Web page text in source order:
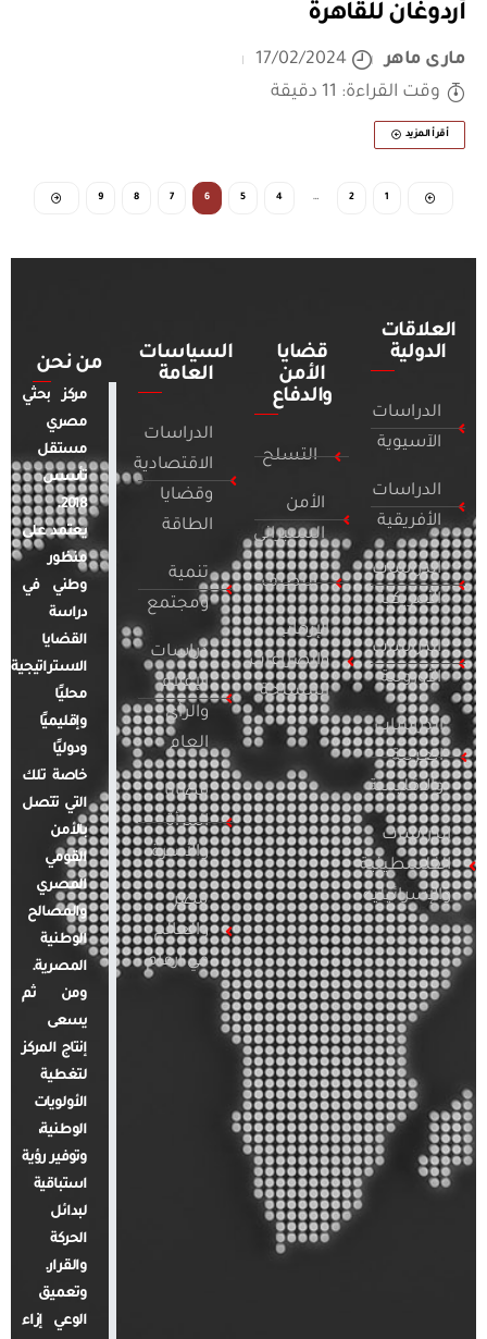
أردوغان للقاهرة
مارى ماهر
17/02/2024
وقت القراءة: 11 دقيقة
أقرأ المزيد
العلاقات
الدولية
الدراسات
الآسيوية
الدراسات
الأفريقية
الدراسات
الأمريكية
الدراسات
الأوروبية
الدراسات
العربية
والإقليمية
الدراسات
الفلسطينية
والإسرائيلية
قضايا
الأمن
والدفاع
التسلح
الأمن
السيبراني
التطرف
الإرهاب
والصراعات
المسلحة
السياسات
العامة
الدراسات
الاقتصادية
وقضايا
الطاقة
تنمية
ومجتمع
دراسات
الإعلام
والرأي
العام
قضايا
المرأة
والأسرة
مصر
والعالم
في أرقام
من نحن
مركز بحثي
مصري
مستقل
تأسس
2018.
يعتمد على
منظور
وطني في
دراسة
القضايا
الاستراتيجية
محليًا
وإقليميًا
ودوليًا
خاصة تلك
التي تتصل
بالأمن
القومي
المصري
والمصالح
الوطنية
المصرية.
ومن ثم
يسعى
إنتاج المركز
لتغطية
الأولويات
الوطنية،
وتوفير رؤية
استباقية
لبدائل
الحركة
والقرار.
وتعميق
الوعي إزاء